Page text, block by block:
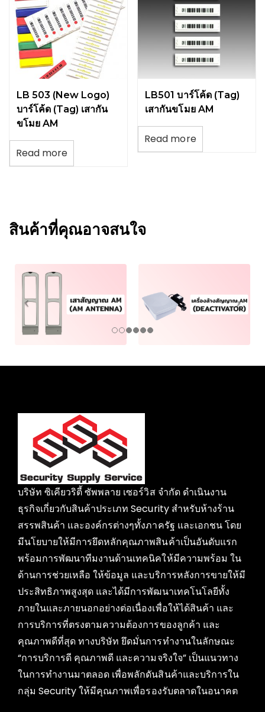
LB 503 (New Logo)
บาร์โค้ด (Tag) เสากัน
ขโมย AM
Read more
LB501 บาร์โค้ด (Tag)
เสากันขโมย AM
Read more
สินค้าที่คุณอาจสนใจ
บริษัท ซิเคียวริตี้ ซัพพลาย เซอร์วิส จำกัด ดำเนินงาน
ธุรกิจเกี่ยวกับสินค้าประเภท Security สำหรับห้างร้าน
สรรพสินค้า และองค์กรต่างๆทั้งภาครัฐ และเอกชน โดย
มีนโยบายให้มีการยึดหลักคุณภาพสินค้าเป็นอันดับแรก
พร้อมการพัฒนาทีมงานด้านเทคนิคให้มีความพร้อม ใน
ด้านการช่วยเหลือ ให้ข้อมูล และบริการหลังการขายให้มี
ประสิทธิภาพสูงสุด และได้มีการพัฒนาเทคโนโลยีทั้ง
ภายในและภายนอกอย่างต่อเนื่องเพื่อให้ได้สินค้า และ
การบริการที่ตรงตามความต้องการของลูกค้า และ
คุณภาพดีที่สุด ทางบริษัท ยึดมั่นการทำงานในลักษณะ
“การบริการดี คุณภาพดี และความจริงใจ” เป็นแนวทาง
ในการทำงานมาตลอด เพื่อพลักดันสินค้าและบริการใน
กลุ่ม Security ให้มีคุณภาพเพื่อรองรับตลาดในอนาคต